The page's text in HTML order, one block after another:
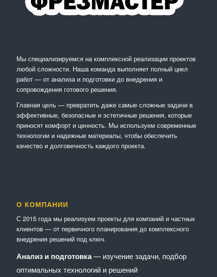
Мы специализируемся на комплексной реализации проектов
любой сложности. Наша команда выполняет полный цикл
работ — от анализа и подготовки до внедрения и
сопровождения готового решения.
Главная цель — превратить даже самые сложные задачи в
эффективные, безопасные и эстетичные решения, которые
приносят комфорт и ценность. Мы используем современные
технологии и надежные материалы, чтобы обеспечить
качество и долговечность каждого проекта.
О КОМПАНИИ
С 2015 года мы реализуем проекты для компаний и частных
клиентов — от первичного планирования до комплексного
внедрения решений под ключ.
Анализ и подготовка— изучение задачи, подбор
оптимальных технологий и решений